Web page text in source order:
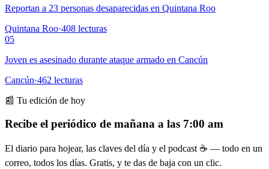
Reportan a 23 personas desaparecidas en Quintana Roo
Quintana Roo·408 lecturas
05
Joven es asesinado durante ataque armado en Cancún
Cancún·462 lecturas
📰 Tu edición de hoy
Recibe el periódico de mañana a las 7:00 am
El diario para hojear, las claves del día y el podcast ☕ — todo en un
correo, todos los días. Gratis, y te das de baja con un clic.